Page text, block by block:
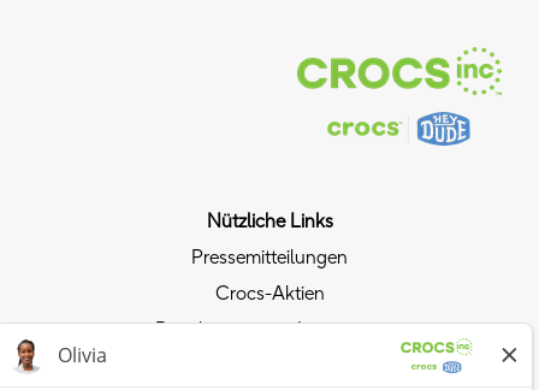
Nützliche Links
Pressemitteilungen
Crocs-Aktien
Beziehungen mit Investoren